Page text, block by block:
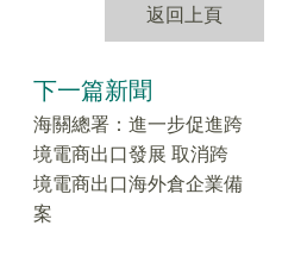
返回上頁
下一篇新聞
海關總署：進一步促進跨
境電商出口發展 取消跨
境電商出口海外倉企業備
案